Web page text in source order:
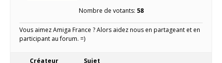
Nombre de votants: 58
Vous aimez Amiga France ? Alors aidez nous en partageant et en
participant au forum. =)
Créateur Sujet